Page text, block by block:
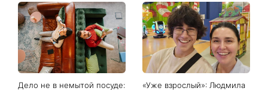
Дело не в немытой посуде:
«Уже взрослый»: Людмила